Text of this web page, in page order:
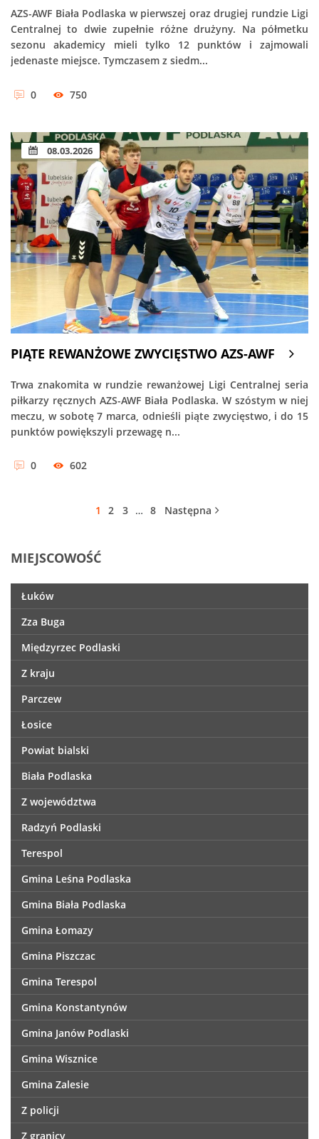
AZS-AWF Biała Podlaska w pierwszej oraz drugiej rundzie Ligi
Centralnej to dwie zupełnie różne drużyny. Na półmetku
sezonu akademicy mieli tylko 12 punktów i zajmowali
jedenaste miejsce. Tymczasem z siedm...
0 750
08.03.2026
PIĄTE REWANŻOWE ZWYCIĘSTWO AZS-AWF
Trwa znakomita w rundzie rewanżowej Ligi Centralnej seria
piłkarzy ręcznych AZS-AWF Biała Podlaska. W szóstym w niej
meczu, w sobotę 7 marca, odnieśli piąte zwycięstwo, i do 15
punktów powiększyli przewagę n...
0 602
1 2 3 … 8 Następna
MIEJSCOWOŚĆ
Łuków
Zza Buga
Międzyrzec Podlaski
Z kraju
Parczew
Łosice
Powiat bialski
Biała Podlaska
Z województwa
Radzyń Podlaski
Terespol
Gmina Leśna Podlaska
Gmina Biała Podlaska
Gmina Łomazy
Gmina Piszczac
Gmina Terespol
Gmina Konstantynów
Gmina Janów Podlaski
Gmina Wisznice
Gmina Zalesie
Z policji
Z granicy